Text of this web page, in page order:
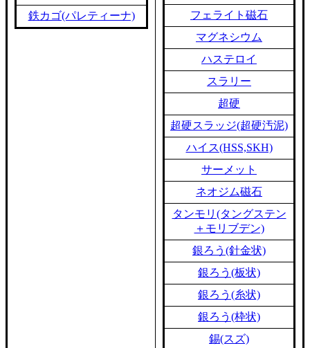
鉄カゴ(パレティーナ)
フェライト磁石
マグネシウム
ハステロイ
スラリー
超硬
超硬スラッジ(超硬汚泥)
ハイス(HSS,SKH)
サーメット
ネオジム磁石
タンモリ(タングステン
＋モリブデン)
銀ろう(針金状)
銀ろう(板状)
銀ろう(糸状)
銀ろう(枠状)
錫(スズ)